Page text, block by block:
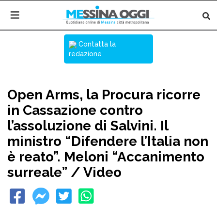
Contatta la
redazione
Open Arms, la Procura ricorre
in Cassazione contro
l’assoluzione di Salvini. Il
ministro “Difendere l’Italia non
è reato”. Meloni “Accanimento
surreale” / Video